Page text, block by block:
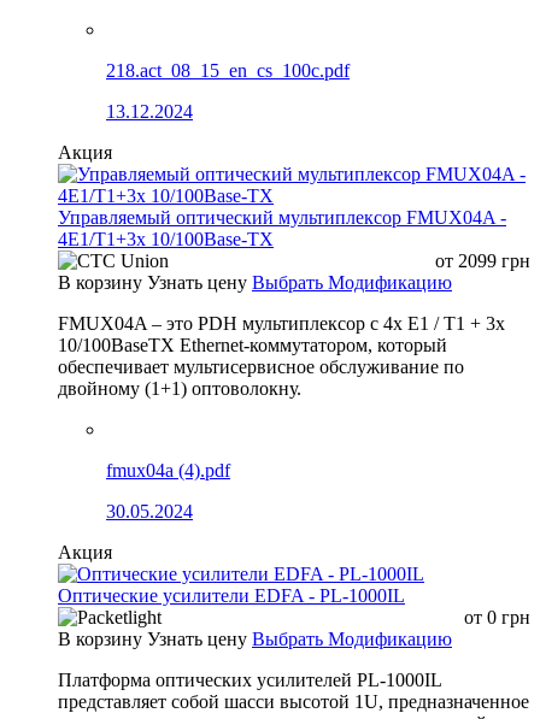
218.act_08_15_en_cs_100c.pdf
13.12.2024
Акция
Управляемый оптический мультиплексор FMUX04A -
4E1/T1+3x 10/100Base-TX
от 2099 грн
В корзину Узнать цену Выбрать Модификацию
FMUX04A – это PDH мультиплексор с 4x E1 / T1 + 3x
10/100BaseTX Ethernet-коммутатором, который
обеспечивает мультисервисное обслуживание по
двойному (1+1) оптоволокну.
fmux04a (4).pdf
30.05.2024
Акция
Оптические усилители EDFA - PL-1000IL
от 0 грн
В корзину Узнать цену Выбрать Модификацию
Платформа оптических усилителей PL-1000IL
представляет собой шасси высотой 1U, предназначенное